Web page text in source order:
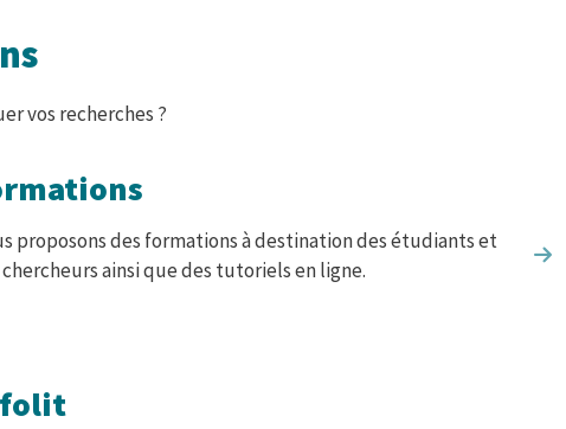
vos recherches ?
proposons des formations à destination des étudiants et
ainsi que des tutoriels en ligne.